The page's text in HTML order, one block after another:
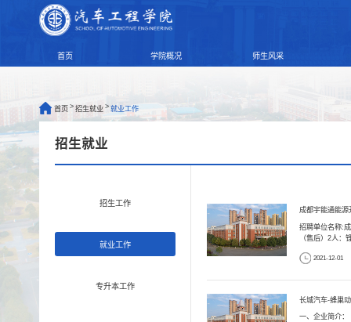
首页 学院概况 师生风采
首页 > 招生就业 > 就业工作
招生就业
招生工作
就业工作
专升本工作
成都宇能通能
招聘单位名称:
（售后）2人：
2021-12-01
长城汽车-蜂巢
一、企业简介：